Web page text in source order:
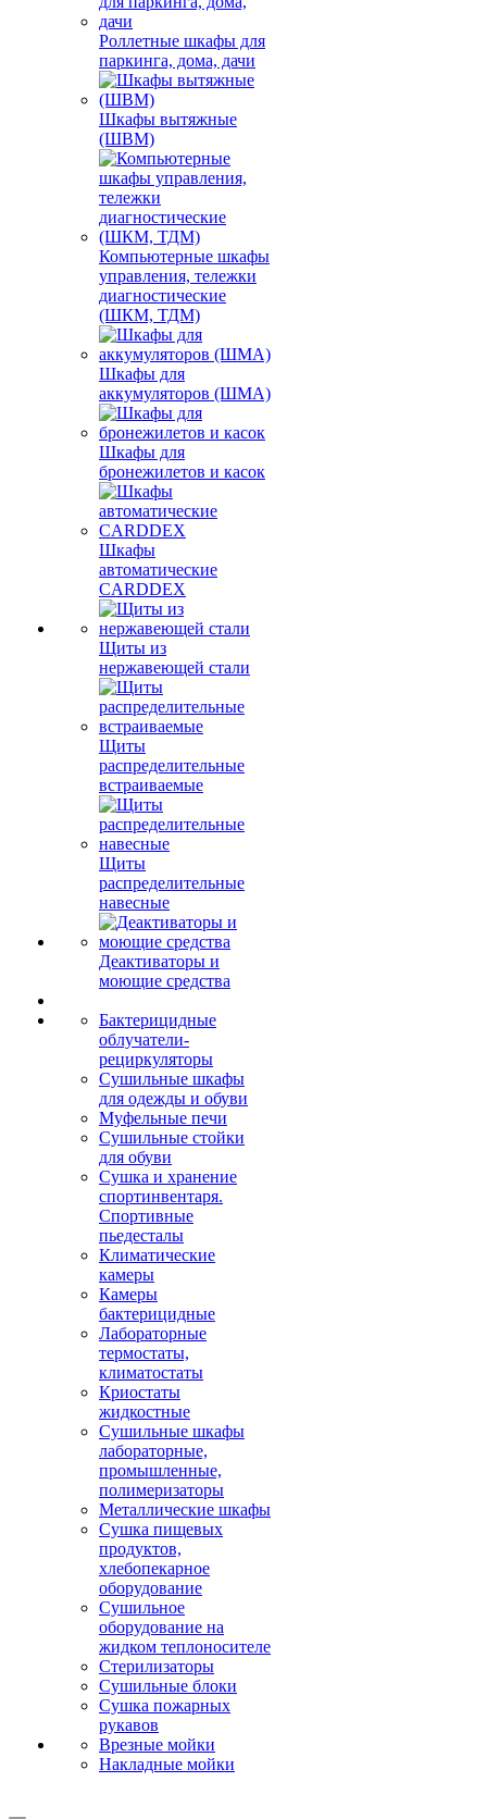
Роллетные шкафы для
паркинга, дома, дачи
Шкафы вытяжные
(ШВМ)
Компьютерные шкафы
управления, тележки
диагностические
(ШКМ, ТДМ)
Шкафы для
аккумуляторов (ШМА)
Шкафы для
бронежилетов и касок
Шкафы
автоматические
CARDDEX
Щиты из
нержавеющей стали
Щиты
распределительные
встраиваемые
Щиты
распределительные
навесные
Деактиваторы и
моющие средства
Бактерицидные
облучатели-
рециркуляторы
Сушильные шкафы
для одежды и обуви
Муфельные печи
Сушильные стойки
для обуви
Сушка и хранение
спортинвентаря.
Спортивные
пьедесталы
Климатические
камеры
Камеры
бактерицидные
Лабораторные
термостаты,
климатостаты
Криостаты
жидкостные
Сушильные шкафы
лабораторные,
промышленные,
полимеризаторы
Металлические шкафы
Сушка пищевых
продуктов,
хлебопекарное
оборудование
Сушильное
оборудование на
жидком теплоносителе
Стерилизаторы
Сушильные блоки
Сушка пожарных
рукавов
Врезные мойки
Накладные мойки